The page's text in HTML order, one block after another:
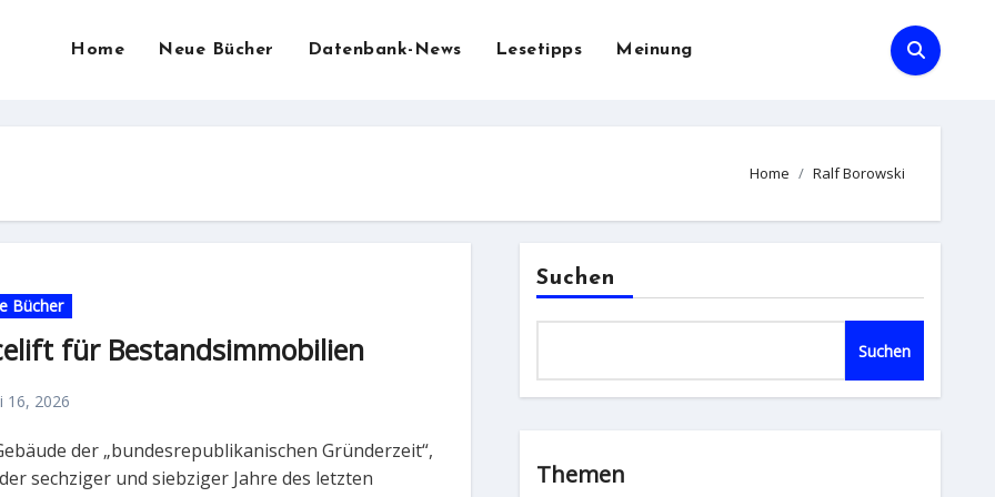
Home Neue Bücher Datenbank-News Lesetipps Meinung
Home Ralf Borowski
Bücher
für Bestandsimmobilien
16, 2026
sechziger und siebziger Jahre des letzten
Suchen
Suchen
Themen